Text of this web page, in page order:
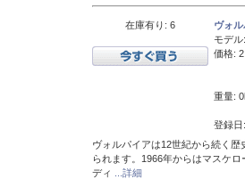
在庫有り: 6
ヴォ
モデル:
価格:
重量:
登録
ヴォルパイアは12世紀から続く
られます。1966年からはマスケ
ディ
...詳細